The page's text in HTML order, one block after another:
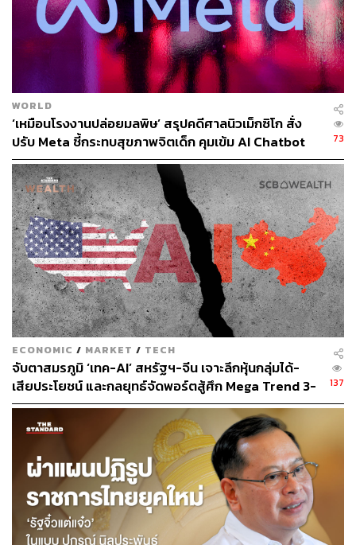
นอกจากนี้ ยังมีอีกสิ่งที่น่าสนใจคือ เด็กที่เกิดในปี 2025 คือ
Gen Beta จะมีโอกาสมีอายุถึง 76 ปี หรือถึงปี 2101
“หมายความว่าเด็กกลุ่มนี้จะได้ใช้ชีวิตในศตวรรษที่ 22 ซึ่ง
เป็นยุคที่คนใน Gen ปัจจุบันอาจไปไม่ถึง”
McCrindle ระบุอีกว่า ปัจจุบัน Gen Beta เติบโตในยุค
เทคโนโลยี โลกที่ Gen Beta จะเติบโตมาจึงไม่แยก ‘ออนไลน์’
และ ‘ออฟไลน์’ ออกจากกันอีกต่อไป แต่จะเป็นโลกที่ผสานทั้ง
2 ส่วน และเชื่อมโยงกันอย่างไร้รอยต่อ ทั้งการทำงานและ
การใช้ชีวิตประจำวัน และจะรวมไว้ในระบบดิจิทัลอย่าง
สมบูรณ์
ในอนาคต Gen Beta จะไม่ได้เกิดมาเพียงเพื่อใช้ประโยชน์
จากเทคโนโลยีเท่านั้น แต่ Gen นี้จะต้องเผชิญกับ ‘ปัญหา
ระดับโลกที่ซับซ้อน’ ตั้งแต่การเปลี่ยนแปลงสภาพภูมิอากาศ
การเพิ่มขึ้นของประชากร ความเหลื่อมล้ำทางเศรษฐกิจ ไป
จนถึงความท้าทายที่เกิดจากการเปลี่ยนแปลงทางสังคมและ
วัฒนธรรม ซึ่งจะได้รับอิทธิพลจากพ่อแม่ที่เกิดในยุค Gen Y
และ Gen Z
Mark McCrindle นักวิจัยสังคมและผู้เชี่ยวชาญด้านอนาคต
ศาสตร์ สรุป 5 นิยาม Gen Beta ที่พ่อแม่ Gen Y-Z ต้องรู้ ดังนี้
แม้เด็ก Gen Beta จะเกิดมาในโลกที่ถูกแบ่งแยกด้วย
ออนไลน์และออฟไลน์ แต่โลกของพวกเขาจะเชื่อมโยง
กันอย่างไร้รอยต่อจากการพัฒนาระบบดิจิทัลที่ครบ
วงจร ตั้งแต่การเรียนรู้ การทำงาน ไปจนถึงการใช้ชีวิต
WORLD
‘เหมือนโรงงานปล่อยมลพิษ’ สรุปคดีศาลนิวเม็กซิโก สั่ง
ปรับ Meta ชี้กระทบสุขภาพจิตเด็ก คุมเข้ม AI Chatbot
73
ECONOMIC / MARKET / TECH
จับตาสมรภูมิ ‘เทค-AI’ สหรัฐฯ-จีน เจาะลึกหุ้นกลุ่มได้-
เสียประโยชน์ และกลยุทธ์จัดพอร์ตสู้ศึก Mega Trend 3-
5 ปีข้างหน้า
137